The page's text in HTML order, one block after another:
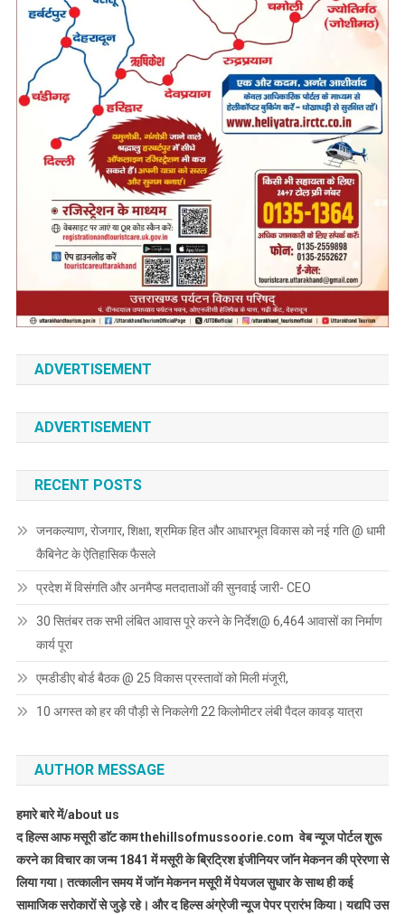
ADVERTISEMENT
ADVERTISEMENT
RECENT POSTS
जनकल्याण, रोजगार, शिक्षा, श्रमिक हित और आधारभूत विकास को नई गति @ धामी
कैबिनेट के ऐतिहासिक फैसले
प्रदेश में विसंगति और अनमैप्ड मतदाताओं की सुनवाई जारी- CEO
30 सितंबर तक सभी लंबित आवास पूरे करने के निर्देश@ 6,464 आवासों का निर्माण
कार्य पूरा
एमडीडीए बोर्ड बैठक @ 25 विकास प्रस्तावों को मिली मंजूरी,
10 अगस्त को हर की पौड़ी से निकलेगी 22 किलोमीटर लंबी पैदल कावड़ यात्रा
AUTHOR MESSAGE
हमारे बारे में/about us
द हिल्स आफ मसूरी डाॅट काम thehillsofmussoorie.com वेब न्यूज पोर्टल शुरू
करने का विचार का जन्म 1841 में मसूरी के ब्रिट्रिश इंजीनियर जाॅन मेकनन की प्रेरणा से
लिया गया। तत्कालीन समय में जाॅन मेकनन मसूरी में पेयजल सुधार के साथ ही कई
सामाजिक सरोकारों से जुड़े रहे। और द हिल्स अंग्रेजी न्यूज पेपर प्रारंभ किया। यद्यपि उस